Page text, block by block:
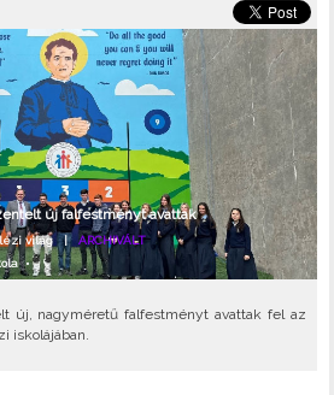
új falfestményt avattak
világ |ARCHIVÁLT
•
új, nagyméretű falfestményt avattak fel az
iskolájában.